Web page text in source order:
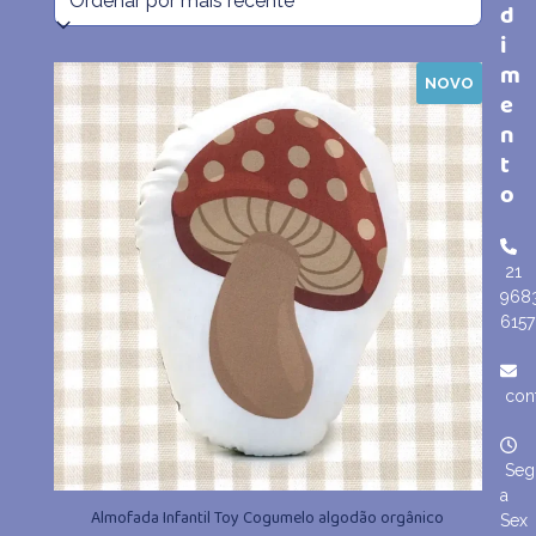
mais
recente
NOVO
Almofada Infantil Toy Cogumelo algodão orgânico
d
i
m
e
n
t
o
21
6157
Seg
a
Sex